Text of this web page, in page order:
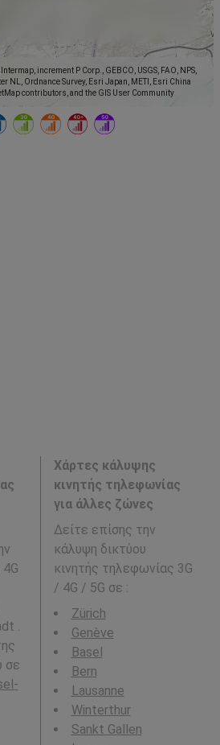
increment P Corp., GEBCO, USGS, FAO, NPS,
NL, Ordnance Survey, Esri Japan, METI, Esri China
contributors, and the GIS User Community
.
σε
Χάρτες κάλυψης
κινητής τηλεφωνίας
για άλλες ζώνες
Δείτε επίσης την
κάλυψη δικτύου
κινητής τηλεφωνίας 3G
/ 4G / 5G σε :
Zürich
Genève
Basel
Bern
Lausanne
Winterthur
Sankt Gallen